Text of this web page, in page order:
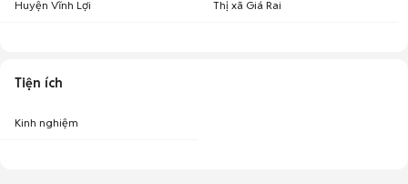
Huyện Vĩnh Lợi Thị xã Giá Rai
Tiện ích
Kinh nghiệm